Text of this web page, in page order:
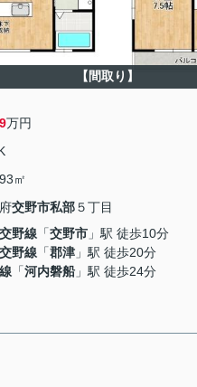
【間取り】
万円
㎡
交野市私部５丁目
野線 「交野市 」駅 徒歩10分
野線 「郡津 」駅 徒歩20分
「河内磐船」駅 徒歩24分